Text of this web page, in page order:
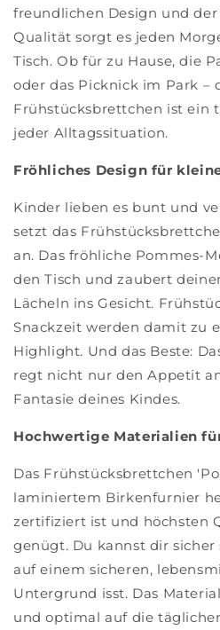
freundlichen Design und
Qualität sorgt es jeden
Tisch. Ob für zu Hause, die
oder das Picknick im Park –
Frühstücksbrettchen ist ein
jeder Alltagssituation.
Fröhliches Design für
Kinder lieben es bunt und
setzt das
an. Das fröhliche Pommes-
den Tisch und zaubert
Lächeln ins Gesicht.
Snackzeit werden damit zu
Highlight. Und das Beste:
regt nicht nur den Appetit
Fantasie deines Kindes.
Hochwertige Materialien
Das Frühstücksbrettchen
laminiertem Birkenfurnier
zertifiziert ist und höchsten
genügt. Du kannst dir sicher
auf einem sicheren,
Untergrund isst. Das
und optimal auf die